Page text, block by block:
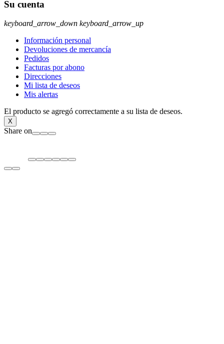
Su cuenta
keyboard_arrow_down keyboard_arrow_up
Información personal
Devoluciones de mercancía
Pedidos
Facturas por abono
Direcciones
Mi lista de deseos
Mis alertas
El producto se agregó correctamente a su lista de deseos.
X
Share on